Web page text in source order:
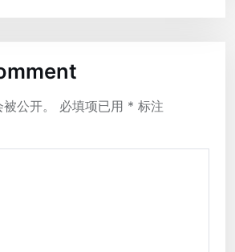
公开。 必填项已用 * 标注